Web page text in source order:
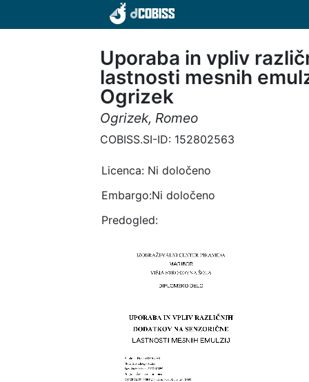
Uporaba in vpliv
lastnosti mesnih
Ogrizek
Ogrizek, Romeo
COBISS.SI-ID: 152802563
Licenca: Ni določeno
Embargo:Ni določeno
Predogled: